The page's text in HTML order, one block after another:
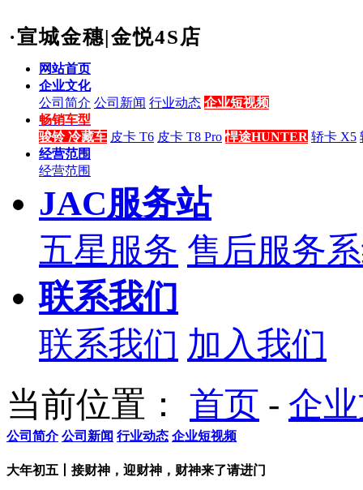
·宣城金穗|金悦4S店
网站首页
企业文化
公司简介 公司新闻 行业动态 企业短视频
畅销车型
骏铃 冷藏车 皮卡 T6 皮卡 T8 Pro 悍途HUNTER 轿卡 X5
经营范围
经营范围
JAC服务站
五星服务 售后服务
联系我们
联系我们 加入我们
当前位置：
首页 - 企
公司简介 公司新闻 行业动态 企业短视频
大年初五丨接财神，迎财神，财神来了请进门